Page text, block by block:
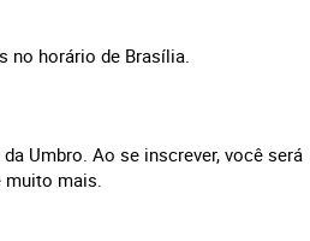
no horário de Brasília.
Umbro. Ao se inscrever, você será
muito mais.